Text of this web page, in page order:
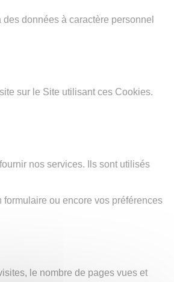
données à caractère personnel
sur le Site utilisant ces Cookies.
nos services. Ils sont utilisés
ou encore vos préférences
le nombre de pages vues et